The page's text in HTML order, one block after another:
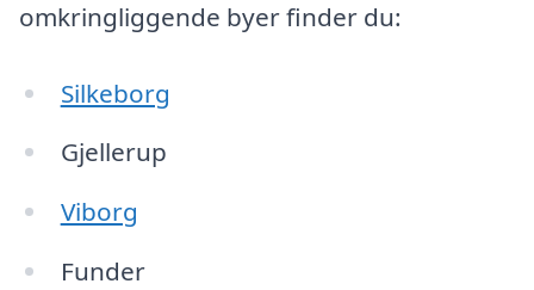
omkringliggende byer finder du:
Silkeborg
Gjellerup
Viborg
Funder